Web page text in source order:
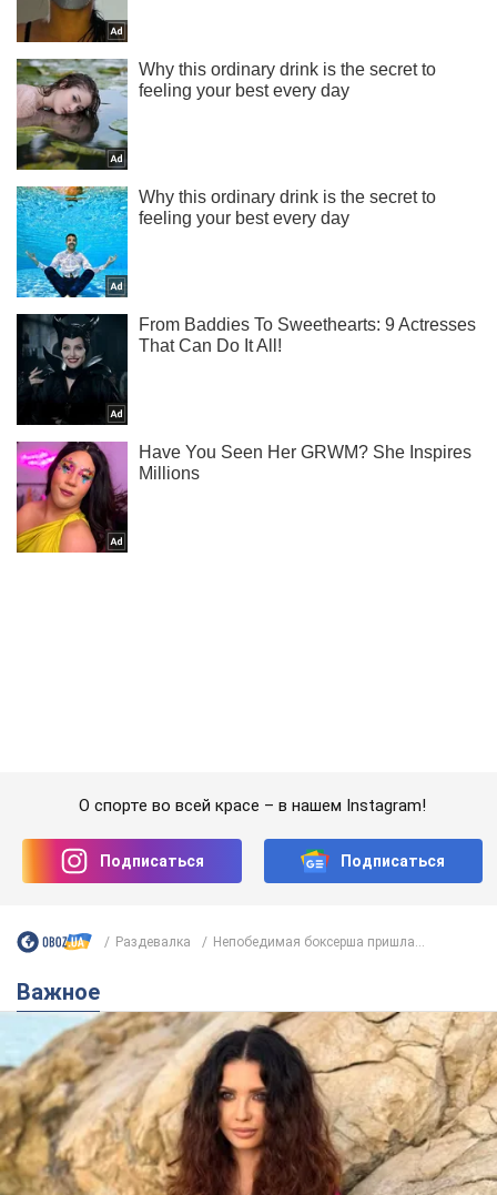
50-летняя Lama раскрыла секреты своей
красоты и ответила на упреки, что сохраняет
молодость, ведь у нее нет детей
По словам певицы, она не делает ничего необычного
2 години тому 4,0 т.